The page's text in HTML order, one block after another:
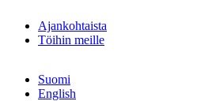
sisältöönAjankohtaista
Töihin meille
Suomi
English